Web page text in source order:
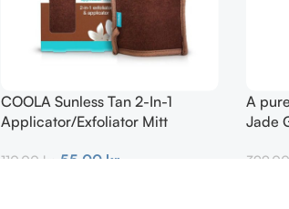
COOLA Sunless Tan 2-In-1
Applicator/Exfoliator Mitt
110,00 kr. 55,00 kr.
A
Jade
399,00